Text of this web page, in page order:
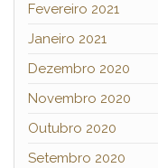
Fevereiro 2021
Janeiro 2021
Dezembro 2020
Novembro 2020
Outubro 2020
Setembro 2020